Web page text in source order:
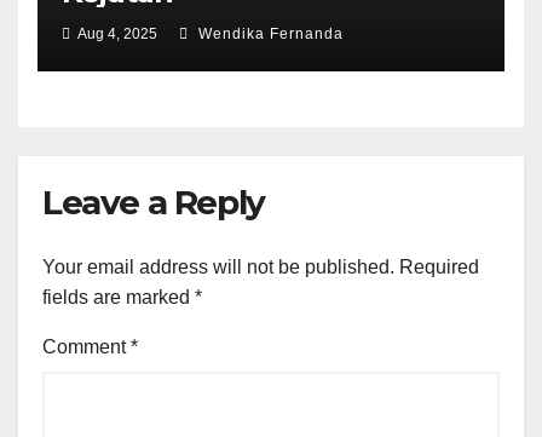
Aug 4, 2025 Wendika Fernanda
Leave a Reply
Your email address will not be published. Required
fields are marked *
Comment*